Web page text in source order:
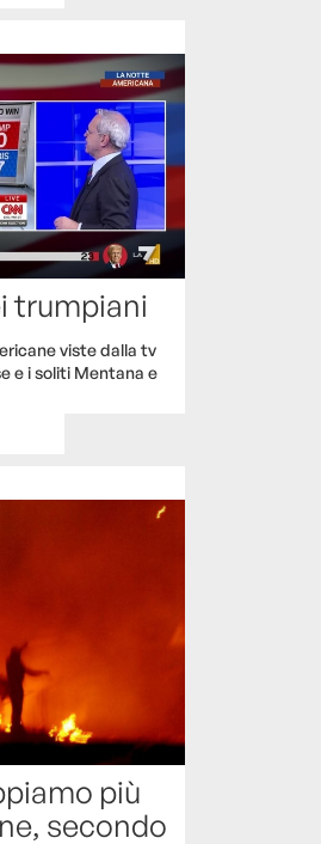
trumpiani
viste dalla tv
e i soliti Mentana e
più
secondo